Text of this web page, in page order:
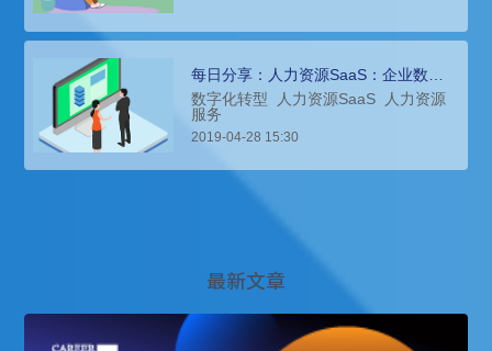
每日分享：人力资源SaaS：企业数字
化转型的必备工具
数字化转型 人力资源SaaS
人力资源
服务
2019-04-28 15:30
最新文章